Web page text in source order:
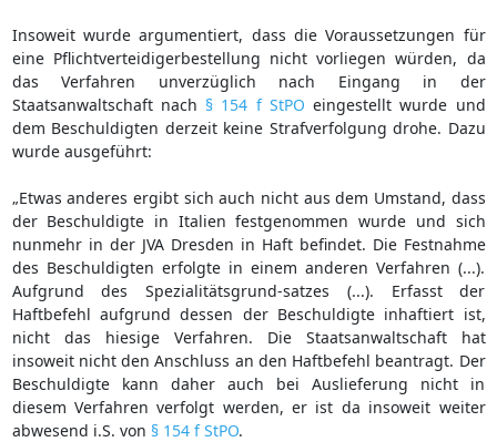
Insoweit wurde argumentiert, dass die Voraussetzungen für
eine Pflichtverteidigerbestellung nicht vorliegen würden, da
das Verfahren unverzüglich nach Eingang in der
Staatsanwaltschaft nach § 154 f StPO eingestellt wurde und
dem Beschuldigten derzeit keine Strafverfolgung drohe. Dazu
wurde ausgeführt:
„Etwas anderes ergibt sich auch nicht aus dem Umstand, dass
der Beschuldigte in Italien festgenommen wurde und sich
nunmehr in der JVA Dresden in Haft befindet. Die Festnahme
des Beschuldigten erfolgte in einem anderen Verfahren (...).
Aufgrund des Spezialitätsgrund-satzes (...). Erfasst der
Haftbefehl aufgrund dessen der Beschuldigte inhaftiert ist,
nicht das hiesige Verfahren. Die Staatsanwaltschaft hat
insoweit nicht den Anschluss an den Haftbefehl beantragt. Der
Beschuldigte kann daher auch bei Auslieferung nicht in
diesem Verfahren verfolgt werden, er ist da insoweit weiter
abwesend i.S. von § 154 f StPO.